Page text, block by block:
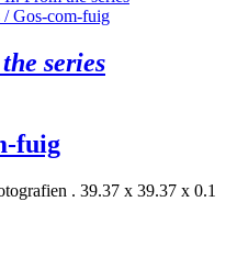
series
fuig
. 39.37 x 39.37 x 0.1